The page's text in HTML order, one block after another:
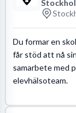
Du formar en
får stöd att nå
samarbete med
elevhälsoteam.